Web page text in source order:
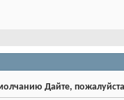
Дайте,